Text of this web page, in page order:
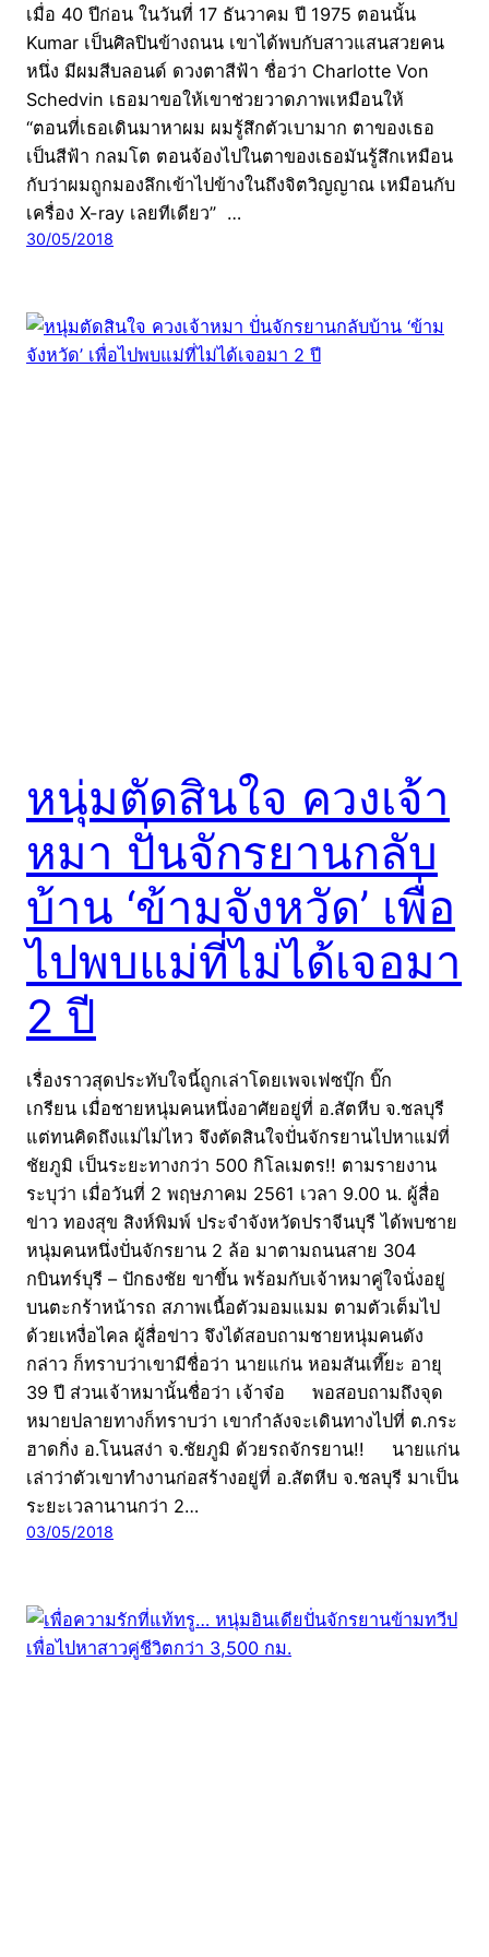
เมื่อ 40 ปีก่อน ในวันที่ 17 ธันวาคม ปี 1975 ตอนนั้น
Kumar เป็นศิลปินข้างถนน เขาได้พบกับสาวแสนสวยคน
หนึ่ง มีผมสีบลอนด์ ดวงตาสีฟ้า ชื่อว่า Charlotte Von
Schedvin เธอมาขอให้เขาช่วยวาดภาพเหมือนให้
“ตอนที่เธอเดินมาหาผม ผมรู้สึกตัวเบามาก ตาของเธอ
เป็นสีฟ้า กลมโต ตอนจ้องไปในตาของเธอมันรู้สึกเหมือน
กับว่าผมถูกมองลึกเข้าไปข้างในถึงจิตวิญญาณ เหมือนกับ
เครื่อง X-ray เลยทีเดียว” …
30/05/2018
หนุ่มตัดสินใจ ควงเจ้า
หมา ปั่นจักรยานกลับ
บ้าน ‘ข้ามจังหวัด’ เพื่อ
ไปพบแม่ที่ไม่ได้เจอมา
2 ปี
เรื่องราวสุดประทับใจนี้ถูกเล่าโดยเพจเฟซบุ๊ก บิ๊ก
เกรียน เมื่อชายหนุ่มคนหนึ่งอาศัยอยู่ที่ อ.สัตหีบ จ.ชลบุรี
แต่ทนคิดถึงแม่ไม่ไหว จึงตัดสินใจปั่นจักรยานไปหาแม่ที่
ชัยภูมิ เป็นระยะทางกว่า 500 กิโลเมตร!! ตามรายงาน
ระบุว่า เมื่อวันที่ 2 พฤษภาคม 2561 เวลา 9.00 น. ผู้สื่อ
ข่าว ทองสุข สิงห์พิมพ์ ประจำจังหวัดปราจีนบุรี ได้พบชาย
หนุ่มคนหนึ่งปั่นจักรยาน 2 ล้อ มาตามถนนสาย 304
กบินทร์บุรี – ปักธงชัย ขาขึ้น พร้อมกับเจ้าหมาคู่ใจนั่งอยู่
บนตะกร้าหน้ารถ สภาพเนื้อตัวมอมแมม ตามตัวเต็มไป
ด้วยเหงื่อไคล ผู้สื่อข่าว จึงได้สอบถามชายหนุ่มคนดัง
กล่าว ก็ทราบว่าเขามีชื่อว่า นายแก่น หอมสันเที๊ยะ อายุ
39 ปี ส่วนเจ้าหมานั้นชื่อว่า เจ้าจ๋อ พอสอบถามถึงจุด
หมายปลายทางก็ทราบว่า เขากำลังจะเดินทางไปที่ ต.กระ
ฮาดกิ่ง อ.โนนสง่า จ.ชัยภูมิ ด้วยรถจักรยาน!! นายแก่น
เล่าว่าตัวเขาทำงานก่อสร้างอยู่ที่ อ.สัตหีบ จ.ชลบุรี มาเป็น
ระยะเวลานานกว่า 2…
03/05/2018